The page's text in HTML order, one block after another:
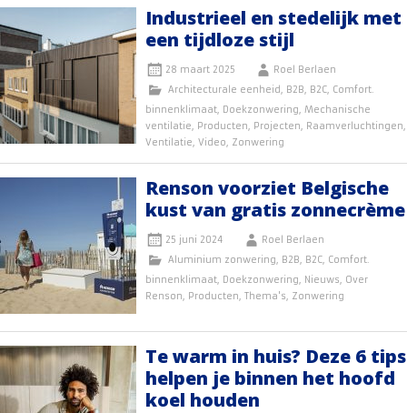
Industrieel en stedelijk met
een tijdloze stijl
28 maart 2025
Roel Berlaen
Architecturale eenheid, B2B, B2C, Comfort.
binnenklimaat, Doekzonwering, Mechanische
ventilatie, Producten, Projecten, Raamverluchtingen,
Ventilatie, Video, Zonwering
Renson voorziet Belgische
kust van gratis zonnecrème
25 juni 2024
Roel Berlaen
Aluminium zonwering, B2B, B2C, Comfort.
binnenklimaat, Doekzonwering, Nieuws, Over
Renson, Producten, Thema's, Zonwering
Te warm in huis? Deze 6 tips
helpen je binnen het hoofd
koel houden